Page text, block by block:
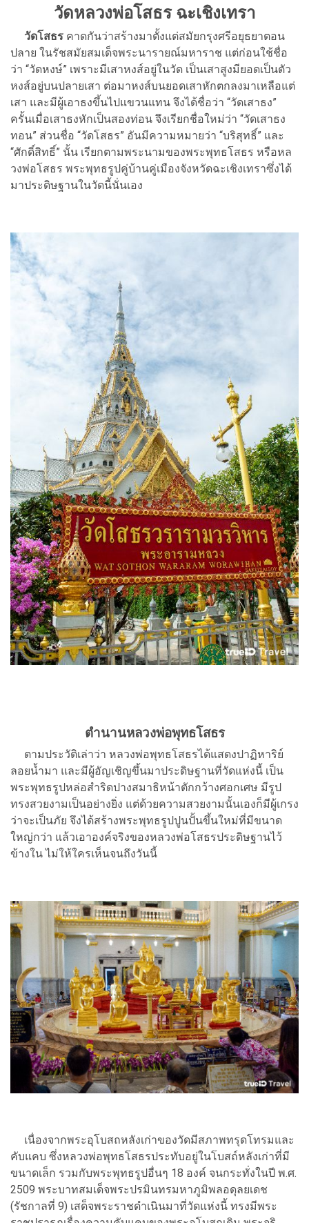
วัดหลวงพ่อโสธร ฉะเชิงเทรา
วัดโสธร คาดกันว่าสร้างมาตั้งแต่สมัยกรุงศรีอยุธยาตอน
ปลาย ในรัชสมัยสมเด็จพระนารายณ์มหาราช แต่ก่อนใช้ชื่อ
ว่า “วัดหงษ์” เพราะมีเสาหงส์อยู่ในวัด เป็นเสาสูงมียอดเป็นตัว
หงส์อยู่บนปลายเสา ต่อมาหงส์บนยอดเสาหักตกลงมาเหลือแต่
เสา และมีผู้เอาธงขึ้นไปแขวนแทน จึงได้ชื่อว่า “วัดเสาธง”
ครั้นเมื่อเสาธงหักเป็นสองท่อน จึงเรียกชื่อใหม่ว่า “วัดเสาธง
ทอน” ส่วนชื่อ “วัดโสธร” อันมีความหมายว่า “บริสุทธิ์” และ
“ศักดิ์สิทธิ์” นั้น เรียกตามพระนามของพระพุทธโสธร หรือหล
วงพ่อโสธร พระพุทธรูปคู่บ้านคู่เมืองจังหวัดฉะเชิงเทราซึ่งได้
มาประดิษฐานในวัดนี้นั่นเอง
ตำนานหลวงพ่อพุทธโสธร
ตามประวัติเล่าว่า หลวงพ่อพุทธโสธรได้แสดงปาฏิหาริย์
ลอยน้ำมา และมีผู้อัญเชิญขึ้นมาประดิษฐานที่วัดแห่งนี้ เป็น
พระพุทธรูปหล่อสำริดปางสมาธิหน้าตักกว้างศอกเศษ มีรูป
ทรงสวยงามเป็นอย่างยิ่ง แต่ด้วยความสวยงามนั้นเองก็มีผู้เกรง
ว่าจะเป็นภัย จึงได้สร้างพระพุทธรูปปูนปั้นขึ้นใหม่ที่มีขนาด
ใหญ่กว่า แล้วเอาองค์จริงของหลวงพ่อโสธรประดิษฐานไว้
ข้างใน ไม่ให้ใครเห็นจนถึงวันนี้
เนื่องจากพระอุโบสถหลังเก่าของวัดมีสภาพทรุดโทรมและ
คับแคบ ซึ่งหลวงพ่อพุทธโสธรประทับอยู่ในโบสถ์หลังเก่าที่มี
ขนาดเล็ก รวมกับพระพุทธรูปอื่นๆ 18 องค์ จนกระทั่งในปี พ.ศ.
2509 พระบาทสมเด็จพระปรมินทรมหาภูมิพลอดุลยเดช
(รัชกาลที่ 9) เสด็จพระราชดำเนินมาที่วัดแห่งนี้ ทรงมีพระ